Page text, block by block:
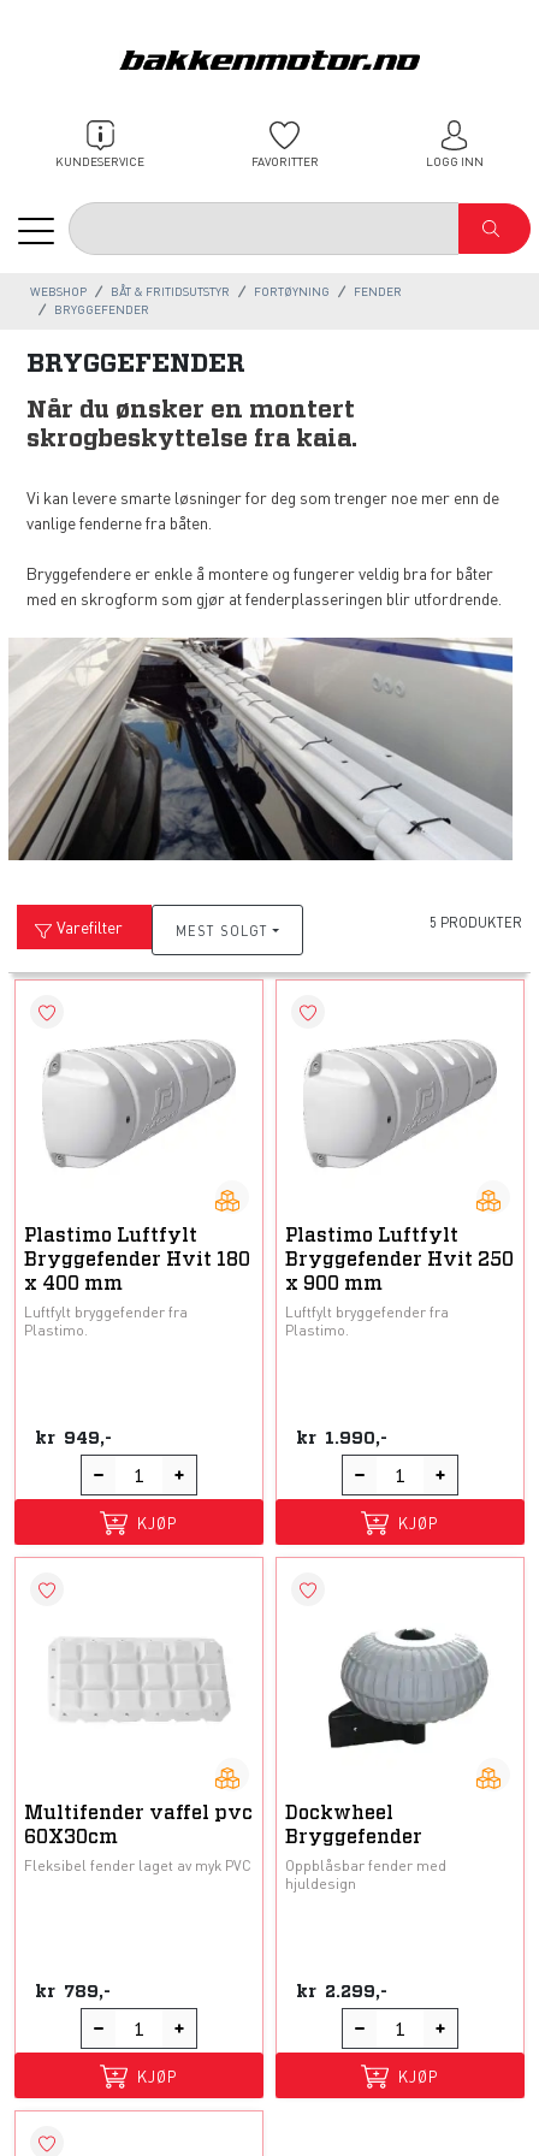
KUNDESERVICE FAVORITTER LOGG INN
WEBSHOP BÅT & FRITIDSUTSTYR FORTØYNING
FENDER
BRYGGEFENDER
BRYGGEFENDER
Når du ønsker en montert
skrogbeskyttelse fra kaia.
Vi kan levere smarte løsninger for deg som trenger noe mer enn de
vanlige fenderne fra båten.
Bryggefendere er enkle å montere og fungerer veldig bra for båter
med en skrogform som gjør at fenderplasseringen blir utfordrende.
Varefilter MEST SOLGT 5 PRODUKTER
Plastimo Luftfylt
Bryggefender Hvit 180
x 400 mm
Luftfylt bryggefender fra
Plastimo.
kr 949,-
KJØP
Plastimo Luftfylt
Bryggefender Hvit 250
x 900 mm
Luftfylt bryggefender fra
Plastimo.
kr 1.990,-
KJØP
Multifender vaffel pvc
60X30cm
Fleksibel fender laget av myk PVC
kr 789,-
KJØP
Dockwheel
Bryggefender
Oppblåsbar fender med
hjuldesign
kr 2.299,-
KJØP